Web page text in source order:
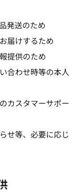
発送のため
届けするため
提供のため
合わせ時等の本人
カスタマーサポー
せ等、必要に応じ